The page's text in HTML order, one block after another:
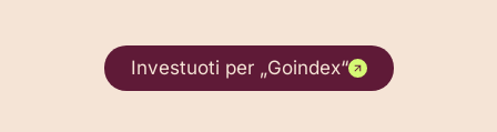
Investuoti per „Goindex“